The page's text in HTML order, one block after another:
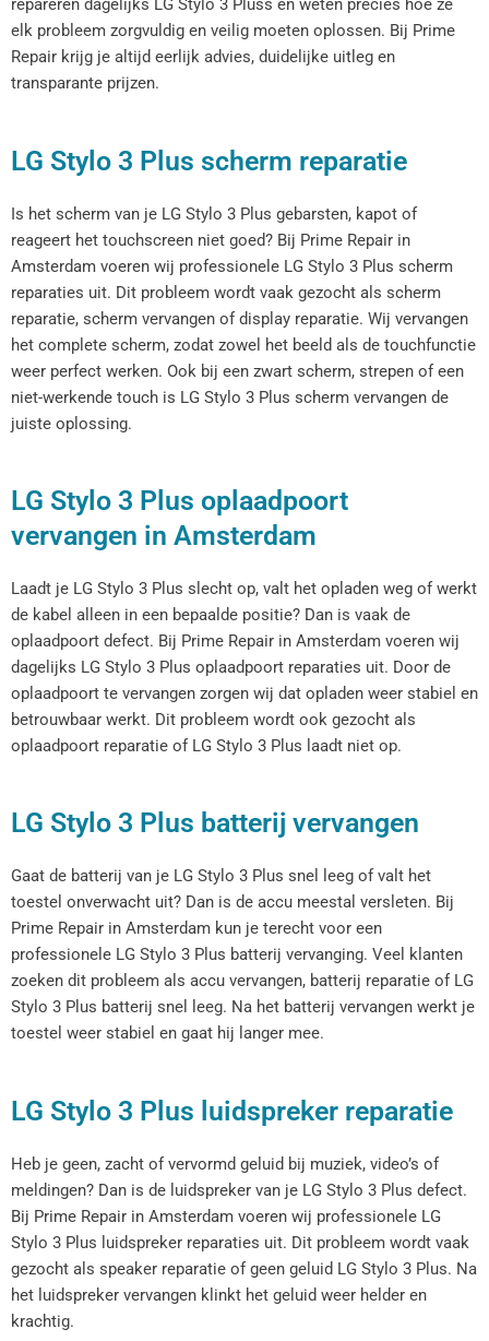
repareren dagelijks LG Stylo 3 Pluss en weten precies hoe ze
elk probleem zorgvuldig en veilig moeten oplossen. Bij Prime
Repair krijg je altijd eerlijk advies, duidelijke uitleg en
transparante prijzen.
LG Stylo 3 Plus scherm reparatie
Is het scherm van je LG Stylo 3 Plus gebarsten, kapot of
reageert het touchscreen niet goed? Bij Prime Repair in
Amsterdam voeren wij professionele LG Stylo 3 Plus scherm
reparaties uit. Dit probleem wordt vaak gezocht als scherm
reparatie, scherm vervangen of display reparatie. Wij vervangen
het complete scherm, zodat zowel het beeld als de touchfunctie
weer perfect werken. Ook bij een zwart scherm, strepen of een
niet-werkende touch is LG Stylo 3 Plus scherm vervangen de
juiste oplossing.
LG Stylo 3 Plus oplaadpoort
vervangen in Amsterdam
Laadt je LG Stylo 3 Plus slecht op, valt het opladen weg of werkt
de kabel alleen in een bepaalde positie? Dan is vaak de
oplaadpoort defect. Bij Prime Repair in Amsterdam voeren wij
dagelijks LG Stylo 3 Plus oplaadpoort reparaties uit. Door de
oplaadpoort te vervangen zorgen wij dat opladen weer stabiel en
betrouwbaar werkt. Dit probleem wordt ook gezocht als
oplaadpoort reparatie of LG Stylo 3 Plus laadt niet op.
LG Stylo 3 Plus batterij vervangen
Gaat de batterij van je LG Stylo 3 Plus snel leeg of valt het
toestel onverwacht uit? Dan is de accu meestal versleten. Bij
Prime Repair in Amsterdam kun je terecht voor een
professionele LG Stylo 3 Plus batterij vervanging. Veel klanten
zoeken dit probleem als accu vervangen, batterij reparatie of LG
Stylo 3 Plus batterij snel leeg. Na het batterij vervangen werkt je
toestel weer stabiel en gaat hij langer mee.
LG Stylo 3 Plus luidspreker reparatie
Heb je geen, zacht of vervormd geluid bij muziek, video’s of
meldingen? Dan is de luidspreker van je LG Stylo 3 Plus defect.
Bij Prime Repair in Amsterdam voeren wij professionele LG
Stylo 3 Plus luidspreker reparaties uit. Dit probleem wordt vaak
gezocht als speaker reparatie of geen geluid LG Stylo 3 Plus. Na
het luidspreker vervangen klinkt het geluid weer helder en
krachtig.